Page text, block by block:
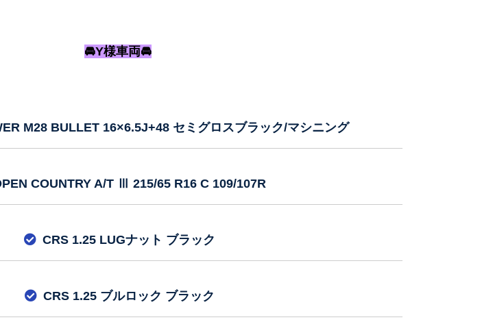
🚘Y様車両🚘
M28 BULLET 16×6.5J+48 セミグロスブラック/マシニング
COUNTRY A/T Ⅲ 215/65 R16 C 109/107R
CRS 1.25 LUGナット ブラック
CRS 1.25 ブルロック ブラック